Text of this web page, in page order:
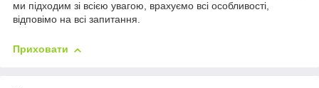
ми підходим зі всією увагою, врахуємо всі особливості,
відповімо на всі запитання.
Приховати